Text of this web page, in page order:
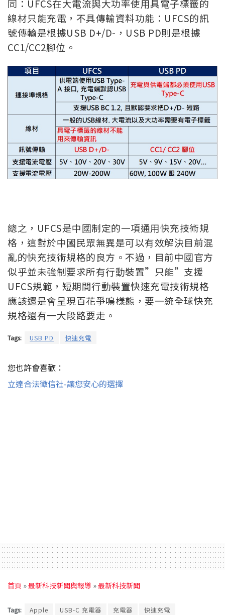
同：UFCS在大電流與大功率使用具電子標籤的
線材只能充電，不具傳輸資料功能：UFCS的訊
號傳輸是根據USB D+/D-，USB PD則是根據
CC1/CC2腳位。
總之，UFCS是中國制定的一項通用快充技術規
格，這對於中國民眾無異是可以有效解決目前混
亂的快充技術規格的良方。不過，目前中國官方
似乎並未強制要求所有行動裝置”只能”支援
UFCS規範，短期間行動裝置快速充電技術規格
應該還是會呈現百花爭鳴樣態，要一統全球快充
規格還有一大段路要走。
Tags: USB PD 快速充電
您也許會喜歡：
立達合法徵信社-讓您安心的選擇
首頁 »最新科技新聞與報導 »最新科技新聞
Tags: Apple USB-C 充電器 充電器 快速充電